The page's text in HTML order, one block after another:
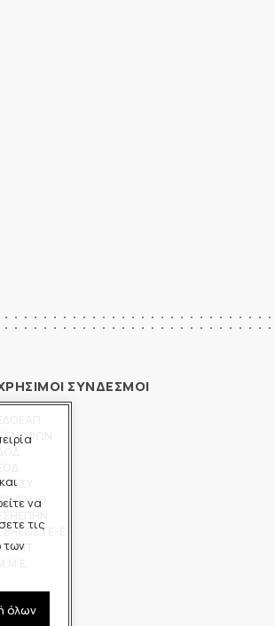
να
τις
των
όλων
ΣΥΝΔΕΣΜΟΙ
Θ
Ε